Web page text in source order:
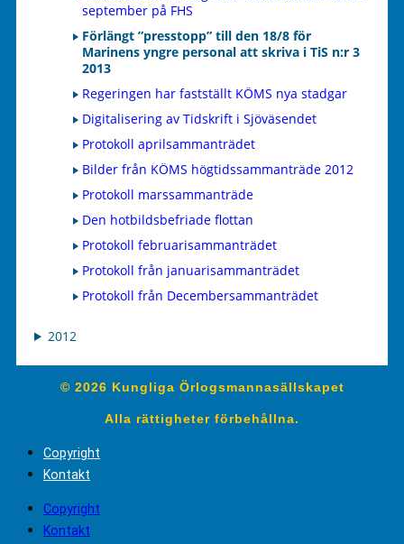
september på FHS
Förlängt ”presstopp” till den 18/8 för
Marinens yngre personal att skriva i TiS n:r 3
2013
Regeringen har fastställt KÖMS nya stadgar
Digitalisering av Tidskrift i Sjöväsendet
Protokoll aprilsammanträdet
Bilder från KÖMS högtidssammanträde 2012
Protokoll marssammanträde
Den hotbildsbefriade flottan
Protokoll februarisammanträdet
Protokoll från januarisammanträdet
Protokoll från Decembersammanträdet
2012
© 2026 Kungliga Örlogsmannasällskapet
Alla rättigheter förbehållna.
Copyright
Kontakt
Copyright
Kontakt